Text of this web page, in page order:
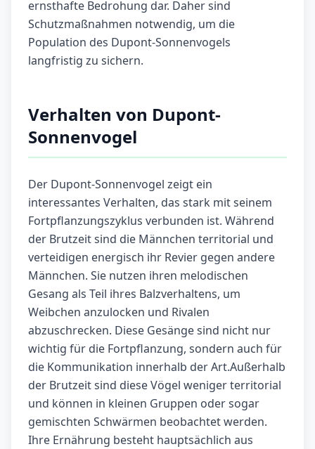
ernsthafte Bedrohung dar. Daher sind
Schutzmaßnahmen notwendig, um die
Population des Dupont-Sonnenvogels
langfristig zu sichern.
Verhalten von Dupont-
Sonnenvogel
Der Dupont-Sonnenvogel zeigt ein
interessantes Verhalten, das stark mit seinem
Fortpflanzungszyklus verbunden ist. Während
der Brutzeit sind die Männchen territorial und
verteidigen energisch ihr Revier gegen andere
Männchen. Sie nutzen ihren melodischen
Gesang als Teil ihres Balzverhaltens, um
Weibchen anzulocken und Rivalen
abzuschrecken. Diese Gesänge sind nicht nur
wichtig für die Fortpflanzung, sondern auch für
die Kommunikation innerhalb der Art.Außerhalb
der Brutzeit sind diese Vögel weniger territorial
und können in kleinen Gruppen oder sogar
gemischten Schwärmen beobachtet werden.
Ihre Ernährung besteht hauptsächlich aus